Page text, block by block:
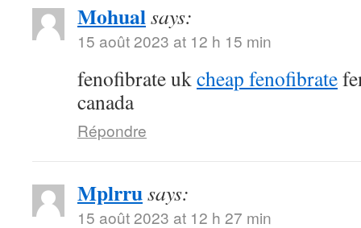
Mohualsays:
15 août 2023 at 12 h 15 min
fenofibrate ukcheap fenofibrate
canada
Répondre
Mplrrusays:
15 août 2023 at 12 h 27 min